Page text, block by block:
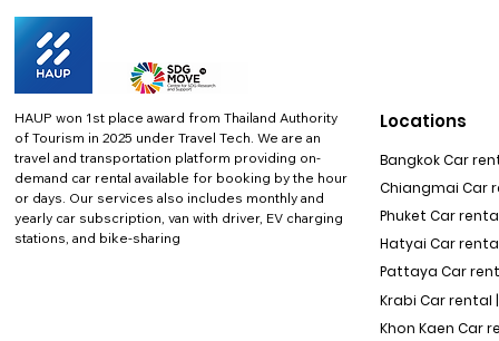
HAUP won 1st place award from Thailand Authority
of Tourism in 2025 under Travel Tech. We are an
travel and transportation platform providing on-
demand car rental available for booking by the hour
or days. Our services also includes monthly and
yearly car subscription, van with driver, EV charging
stations, and bike-sharing
Locations
Bangkok Car
Chiangmai Car
Phuket Car rental
Hatyai Car
Pattaya Car
Krabi Car rental |
Khon Kaen Car